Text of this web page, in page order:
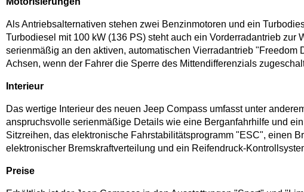
Als Antriebsalternativen stehen zwei Benzinmotoren und ein
Turbodiesel mit 100 kW (136 PS) steht auch ein Vorderradantrieb
serienmäßig an den aktiven, automatischen Vierradantrieb
Achsen, wenn der Fahrer die Sperre des Mittendifferenzials
Interieur
Das wertige Interieur des neuen Jeep Compass umfasst unter
anspruchsvolle serienmäßige Details wie eine Berganfahrhilfe und
Sitzreihen, das elektronische Fahrstabilitätsprogramm "ESC", einen
elektronischer Bremskraftverteilung und ein Reifendruck-
Preise